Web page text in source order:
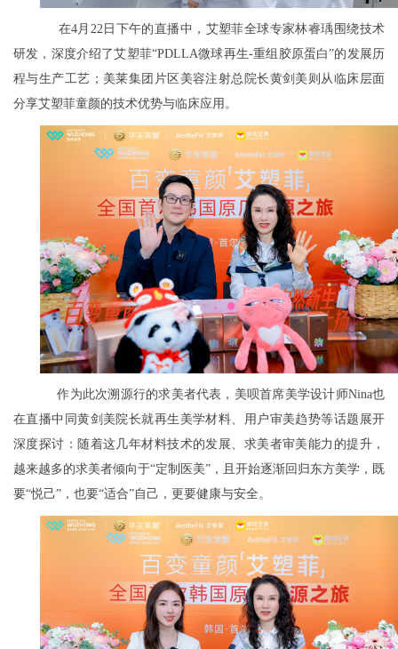
在4月22日下午的直播中，艾塑菲全球专家林睿瑀围绕技术
研发，深度介绍了艾塑菲“PDLLA微球再生-重组胶原蛋白”的发展历
程与生产工艺；美莱集团片区美容注射总院长黄剑美则从临床层面
分享艾塑菲童颜的技术优势与临床应用。
作为此次溯源行的求美者代表，美呗首席美学设计师Nina也
在直播中同黄剑美院长就再生美学材料、用户审美趋势等话题展开
深度探讨：随着这几年材料技术的发展、求美者审美能力的提升，
越来越多的求美者倾向于“定制医美”，且开始逐渐回归东方美学，既
要“悦己”，也要“适合”自己，更要健康与安全。